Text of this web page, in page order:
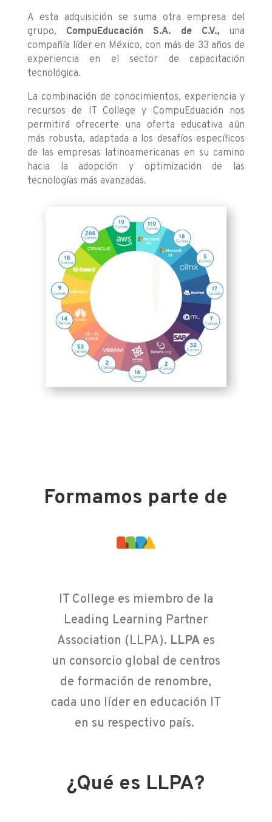
A esta adquisición se suma otra empresa del
grupo, CompuEducación S.A. de C.V.,una
compañía líder en México, con más de 33 años de
experiencia en el sector de capacitación
tecnológica.
La combinación de conocimientos, experiencia y
recursos de IT College y CompuEduación nos
permitirá ofrecerte una oferta educativa aún
más robusta, adaptada a los desafíos específicos
de las empresas latinoamericanas en su camino
hacia la adopción y optimización de las
tecnologías más avanzadas.
Formamos parte de
IT College es miembro de la
Leading Learning Partner
Association (LLPA). LLPAes
un consorcio global de centros
de formación de renombre,
cada uno líder en educación IT
en su respectivo país.
¿Qué es LLPA?